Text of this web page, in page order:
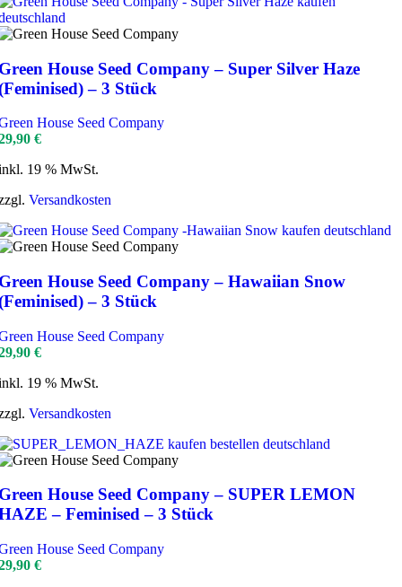
House Seed Company – Super Silver Haze
– 3 Stück
House Seed Company
€
19 % MwSt.
Versandkosten
House Seed Company – Hawaiian Snow
– 3 Stück
House Seed Company
€
19 % MwSt.
Versandkosten
House Seed Company – SUPER LEMON
– Feminised – 3 Stück
House Seed Company
€